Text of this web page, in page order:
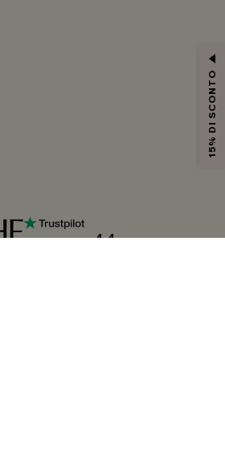
4.4
15% DI SCONTO